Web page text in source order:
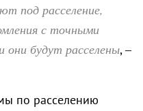
под расселение,
с точными
они будут расселены, –
по расселению